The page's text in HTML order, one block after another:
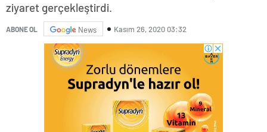
ziyaret gerçekleştirdi.
ABONE OL News Kasım 26, 2020 03:32